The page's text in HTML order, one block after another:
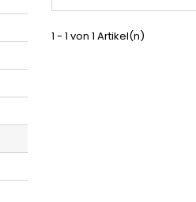
1 - 1 von 1 Artikel(n)